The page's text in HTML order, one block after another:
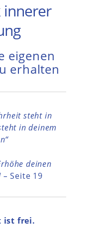
innerer
eigenen
erhalten
steht in
in deinem
deinen
–Seite 19
ist frei.